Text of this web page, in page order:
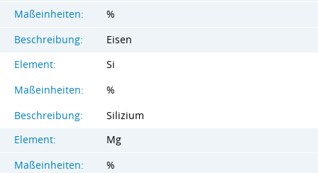
Maßeinheiten:
%
Beschreibung:
Eisen
Element:
Si
Maßeinheiten:
%
Beschreibung:
Silizium
Element:
Mg
Maßeinheiten:
%